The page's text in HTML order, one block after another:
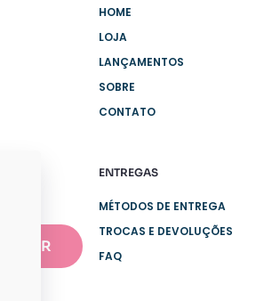
HOME
LOJA
LANÇAMENTOS
SOBRE
CONTATO
ENTREGAS
MÉTODOS DE ENTREGA
TROCAS E DEVOLUÇÕES
FAQ